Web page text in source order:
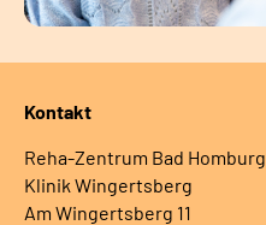
Kontakt
Reha-Zentrum Bad Homburg
Klinik Wingertsberg
Am Wingertsberg 11